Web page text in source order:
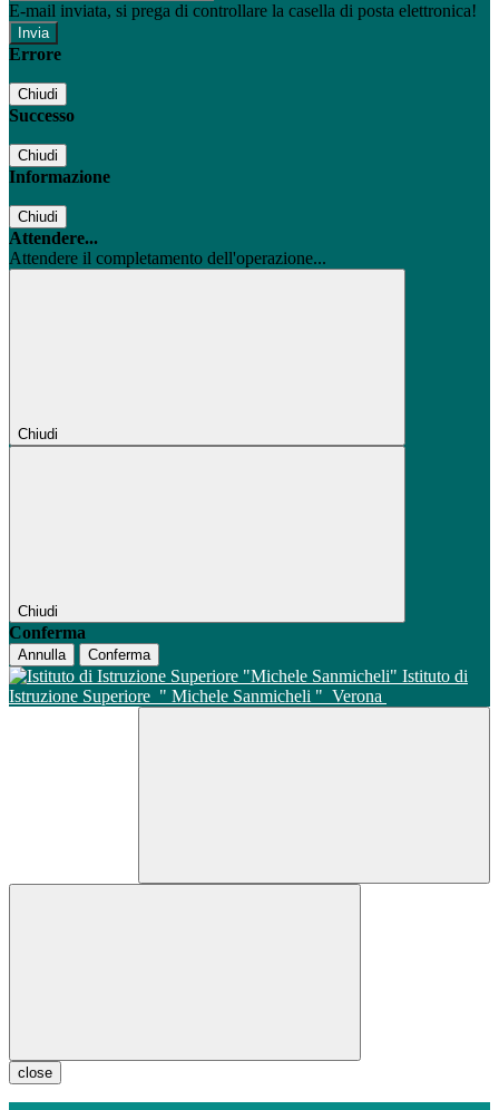
E-mail inviata, si prega di controllare la casella di posta elettronica!
Errore
Chiudi
Successo
Chiudi
Informazione
Chiudi
Attendere...
Attendere il completamento dell'operazione...
Chiudi
Chiudi
Conferma
Annulla Conferma
Istituto di
Istruzione Superiore " Michele Sanmicheli " Verona
close